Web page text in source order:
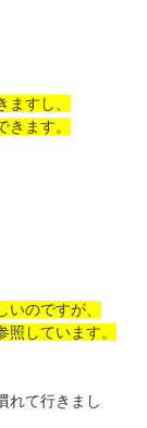
すし、
ます。
のですが、
しています。
れて行きまし